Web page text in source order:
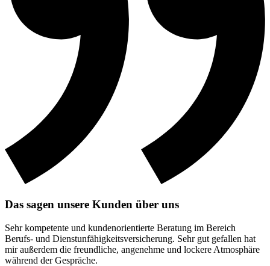
Das sagen unsere Kunden über uns
Sehr kompetente und kundenorientierte Beratung im Bereich
Berufs- und Dienstunfähigkeitsversicherung. Sehr gut gefallen hat
mir außerdem die freundliche, angenehme und lockere Atmosphäre
während der Gespräche.